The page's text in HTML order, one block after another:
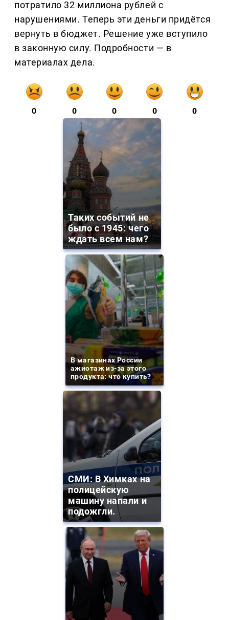
потратило 32 миллиона рублей с
нарушениями. Теперь эти деньги придётся
вернуть в бюджет. Решение уже вступило
в законную силу. Подробности — в
материалах дела.
0 0 0 0 0
Таких событий не
было с 1945: чего
ждать всем нам?
В магазинах России
ажиотаж из-за этого
продукта: что купить?
СМИ: В Химках на
полицейскую
машину напали и
подожгли.